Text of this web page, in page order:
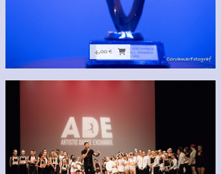
4,00 €